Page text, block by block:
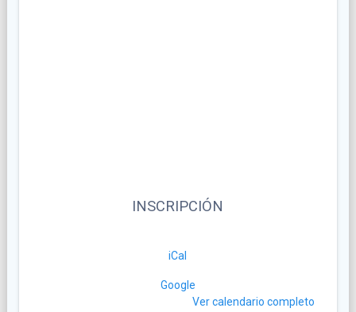
INSCRIPCIÓN
iCal
Google
Ver calendario completo